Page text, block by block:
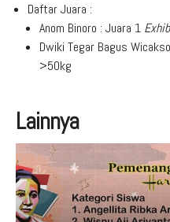
Daftar Juara :
Anom Binoro : Juara 1
Dwiki Tegar Bagus
>50kg
Lainnya